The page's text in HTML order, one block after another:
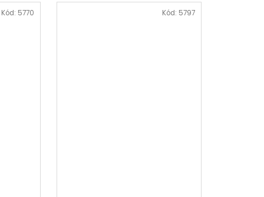
Kód: 5770 Kód: 5797